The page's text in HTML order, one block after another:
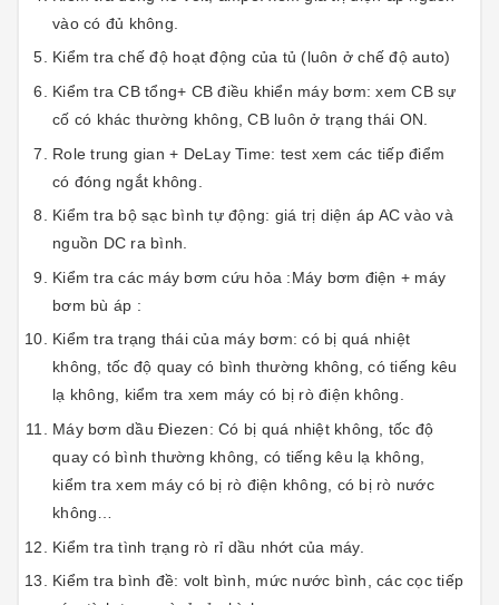
vào có đủ không.
Kiểm tra chế độ hoạt động của tủ (luôn ở chế độ auto)
Kiểm tra CB tổng+ CB điều khiển máy bơm: xem CB sự
cố có khác thường không, CB luôn ở trạng thái ON.
Role trung gian + DeLay Time: test xem các tiếp điểm
có đóng ngắt không.
Kiểm tra bộ sạc bình tự động: giá trị diện áp AC vào và
nguồn DC ra bình.
Kiểm tra các máy bơm cứu hỏa :Máy bơm điện + máy
bơm bù áp :
Kiểm tra trạng thái của máy bơm: có bị quá nhiệt
không, tốc độ quay có bình thường không, có tiếng kêu
lạ không, kiểm tra xem máy có bị rò điện không.
Máy bơm dầu Điezen: Có bị quá nhiệt không, tốc độ
quay có bình thường không, có tiếng kêu lạ không,
kiểm tra xem máy có bị rò điện không, có bị rò nước
không…
Kiểm tra tình trạng rò rỉ dầu nhớt của máy.
Kiểm tra bình đề: volt bình, mức nước bình, các cọc tiếp